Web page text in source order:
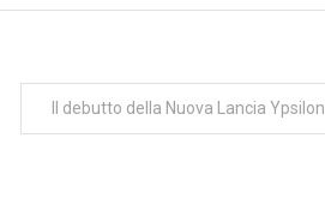
Il debutto della Nuova Lancia Ypsilon